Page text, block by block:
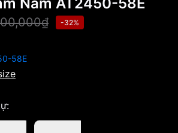
-32%
58E